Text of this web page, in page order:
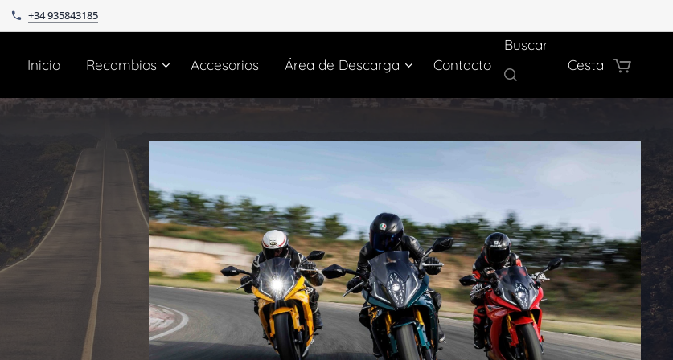
+34 935843185
Inicio Recambios Accesorios Área de Descarga Contacto
Buscar
Cesta